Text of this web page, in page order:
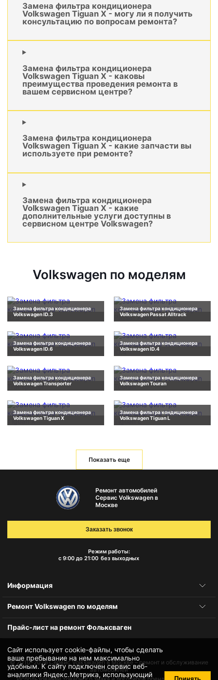
Замена фильтра кондиционера
Volkswagen Tiguan X - могу ли я получить
консультацию по вопросам ремонта?
Замена фильтра кондиционера
Volkswagen Tiguan X - каковы
преимущества проведения ремонта в
вашем сервисном центре?
Замена фильтра кондиционера
Volkswagen Tiguan X - какие запчасти вы
используете при ремонте?
Замена фильтра кондиционера
Volkswagen Tiguan X - какие
дополнительные услуги доступны в
сервисном центре Volkswagen?
Volkswagen по моделям
Замена фильтра кондиционера
Volkswagen ID.3
Замена фильтра кондиционера
Volkswagen Passat Alltrack
Замена фильтра кондиционера
Volkswagen ID.6
Замена фильтра кондиционера
Volkswagen ID.4
Замена фильтра кондиционера
Volkswagen Transporter
Замена фильтра кондиционера
Volkswagen Touran
Замена фильтра кондиционера
Volkswagen Tiguan X
Замена фильтра кондиционера
Volkswagen Tiguan L
Показать еще
Сайт использует cookie-файлы, чтобы сделать
ваше пребывание на нем максимально
удобным. К cайту подключен сервис веб-
аналитики Яндекс.Метрика, использующий
Принять
Ремонт автомобилей
Сервис Volkswagen в
Москве
Режим работы:
с 9:00 до 21:00 без выходных
Заказать звонок
Информация
Ремонт Volkswagen по моделям
Прайс-лист на ремонт Фольксваген
© 2010-2026Сервис Volkswagen в Москве – ремонт и обслуживание
автомобилей